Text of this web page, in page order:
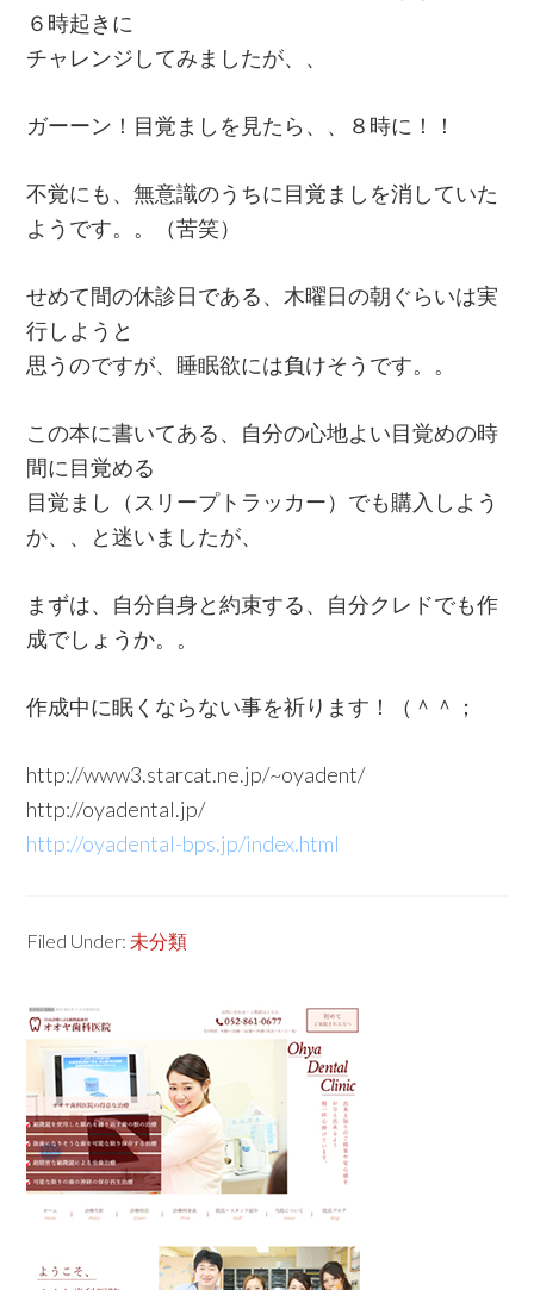
６時起きに
チャレンジしてみましたが、、
ガーーン！目覚ましを見たら、、８時に！！
不覚にも、無意識のうちに目覚ましを消していた
ようです。。（苦笑）
せめて間の休診日である、木曜日の朝ぐらいは実
行しようと
思うのですが、睡眠欲には負けそうです。。
この本に書いてある、自分の心地よい目覚めの時
間に目覚める
目覚まし（スリープトラッカー）でも購入しよう
か、、と迷いましたが、
まずは、自分自身と約束する、自分クレドでも作
成でしょうか。。
作成中に眠くならない事を祈ります！（＾＾；
http://www3.starcat.ne.jp/~oyadent/
http://oyadental.jp/
http://oyadental-bps.jp/index.html
Filed Under: 未分類
Primary
Sidebar